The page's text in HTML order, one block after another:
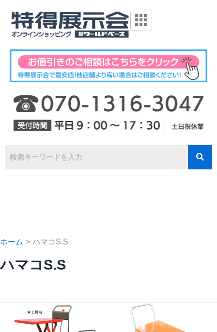
ホーム ハマコS.S
ハマコS.S